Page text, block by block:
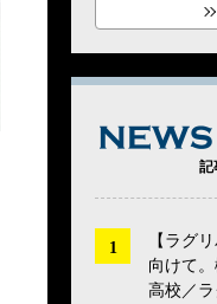
記
【ラグ
向けて
高校／